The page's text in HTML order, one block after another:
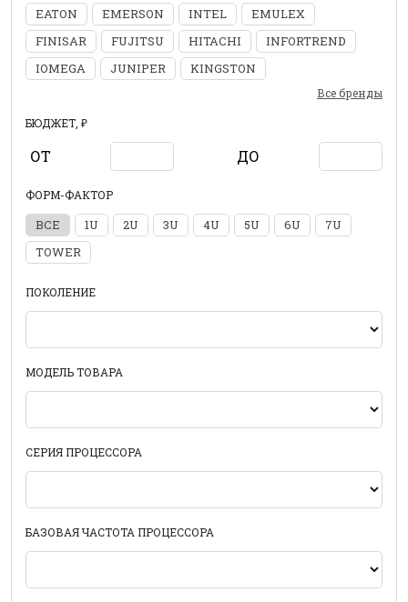
EATON
EMERSON INTEL
EMULEX
FINISAR
FUJITSU HITACHI
INFORTREND
IOMEGA
JUNIPER KINGSTON
Все бренды
БЮДЖЕТ, ₽
ОТ ДО
ФОРМ-ФАКТОР
ВСЕ 1U 2U 3U 4U 5U 6U
7U
TOWER
ПОКОЛЕНИЕ
МОДЕЛЬ ТОВАРА
СЕРИЯ ПРОЦЕССОРА
БАЗОВАЯ ЧАСТОТА ПРОЦЕССОРА